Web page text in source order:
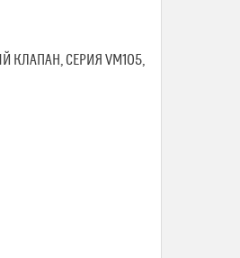
КЛАПАН, СЕРИЯ VM105,